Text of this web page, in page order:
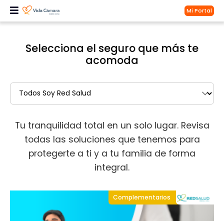
Mi Portal
Selecciona el seguro que más te
acomoda
Tu tranquilidad total en un solo lugar. Revisa
todas las soluciones que tenemos para
protegerte a ti y a tu familia de forma
integral.
Complementarios